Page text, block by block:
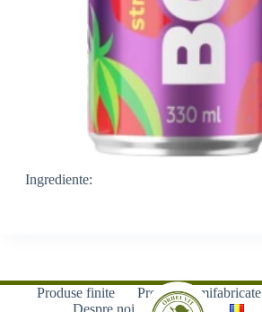
Ingrediente:
Produse finite Produse semifabricate
Despre noi
Contacte